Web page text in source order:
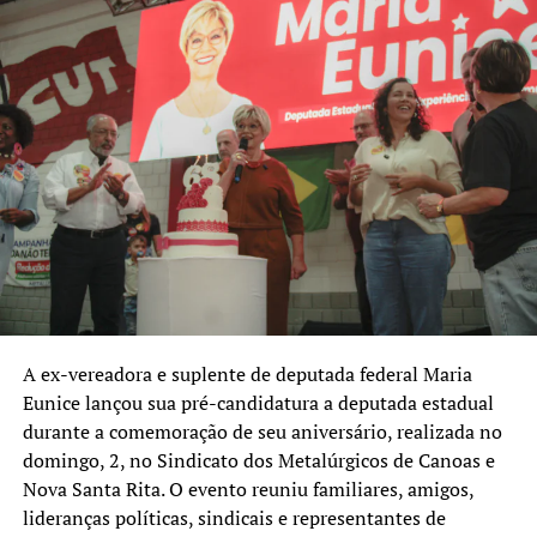
lista é o Republicanos, com cinco nomes: Carlos Gomes,
Cezar Paulo Mossini, Franciane Bayer, Jurandir Maciel e
Odirlei Campiol. A sigla concentra mais da metade das
candidaturas federais anunciadas com domicílio eleitoral
em Canoas, indicando uma estratégia de ampliar sua
representação na Câmara dos Deputados.
Confira os nomes anunciados até o momento, em ordem
alfabética:
Candidato a vice-presidente da República
Candidatos a deputado estadual
• Alexandre Gonçalves (PDT)
• Camila Nunes (PL)
• Cássio Silveira (Republicanos)
A ex-vereadora e suplente de deputada federal Maria
Eunice lançou sua pré-candidatura a deputada estadual
durante a comemoração de seu aniversário, realizada no
domingo, 2, no Sindicato dos Metalúrgicos de Canoas e
Nova Santa Rita. O evento reuniu familiares, amigos,
lideranças políticas, sindicais e representantes de